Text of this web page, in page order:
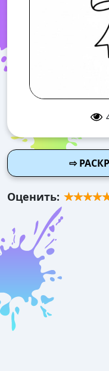
⇨
Оценить: